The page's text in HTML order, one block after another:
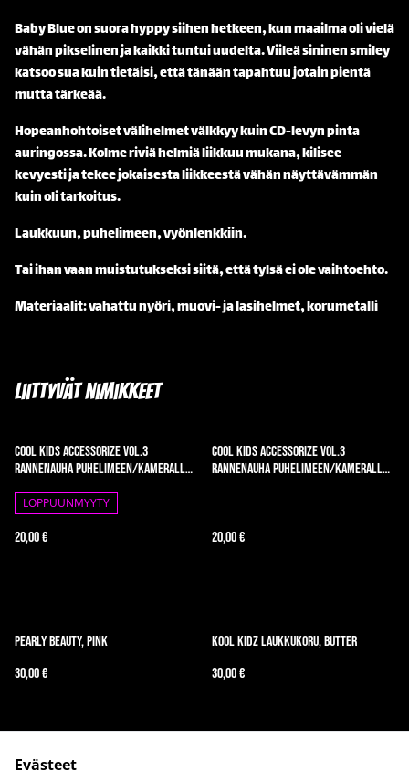
Baby Blue on suora hyppy siihen hetkeen, kun maailma oli vielä
vähän pikselinen ja kaikki tuntui uudelta. Viileä sininen smiley
katsoo sua kuin tietäisi, että tänään tapahtuu jotain pientä
mutta tärkeää.
Hopeanhohtoiset välihelmet välkkyy kuin CD-levyn pinta
auringossa. Kolme riviä helmiä liikkuu mukana, kilisee
kevyesti ja tekee jokaisesta liikkeestä vähän näyttävämmän
kuin oli tarkoitus.
Laukkuun, puhelimeen, vyönlenkkiin.
Tai ihan vaan muistutukseksi siitä, että tylsä ei ole vaihtoehto.
Materiaalit: vahattu nyöri, muovi- ja lasihelmet, korumetalli
Liittyvät nimikkeet
Cool Kids Accessorize vol.3
rannenauha puhelimeen/kameralle,
LOPPUUNMYYTY
20,00 €
Cool Kids Accessorize vol.3
rannenauha puhelimeen/kameralle,
20,00 €
Pearly Beauty, Pink
30,00 €
Kool Kidz laukkukoru, butter
30,00 €
Evästeet